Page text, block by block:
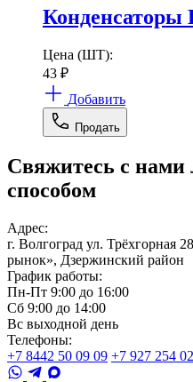
Конденсаторы
Цена (ШТ):
43 ₽
Добавить
Продать
Свяжитесь с
способом
Адрес:
г. Волгоград ул. Трёхгорная
рынок», Дзержинский район
График работы:
Пн-Пт 9:00 до 16:00
Сб 9:00 до 14:00
Вс выходной день
Телефоны:
+7 8442 50 09 09 +7 927 254